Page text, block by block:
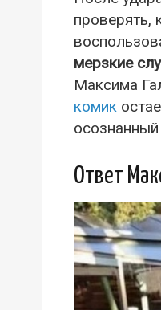
проверять,
мерзкие
Максима
комик
Ответ